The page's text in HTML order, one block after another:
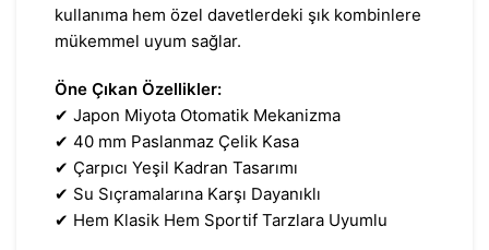
kullanıma hem özel davetlerdeki şık kombinlere
mükemmel uyum sağlar.
Öne Çıkan Özellikler:
✔ Japon Miyota Otomatik Mekanizma
✔ 40 mm Paslanmaz Çelik Kasa
✔ Çarpıcı Yeşil Kadran Tasarımı
✔ Su Sıçramalarına Karşı Dayanıklı
✔ Hem Klasik Hem Sportif Tarzlara Uyumlu